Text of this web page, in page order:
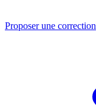
Proposer une correction